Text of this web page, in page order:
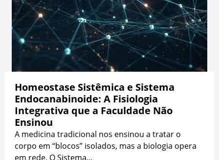
Homeostase Sistêmica e Sistema
Endocanabinoide: A Fisiologia
Integrativa que a Faculdade Não
Ensinou
A medicina tradicional nos ensinou a tratar o
corpo em “blocos” isolados, mas a biologia opera
em rede. O Sistema...